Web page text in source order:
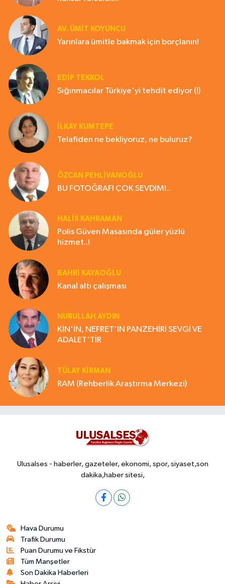
AV. ÜMIT KOYUNCU
Yarınlara ümitle bakmak için borçlanın!
EDIP TEKKOL
Sığınmacılar Türkiye'yi tehdit ediyor (!)
İLKAY KUMTEPE
Telafiden ne bekliyoruz, ne buluruz?
ÖZCAN PEHLİVANOĞLU
BU FOTOĞRAFI ÇOK SEVDİM!..
HALIS KAHRAMAN
Polis Güven Masasında güler yüzlü
hizmet..!
BAHRI KAYAOĞLU
Kanal altı çalışması
NURULLAH AYDIN
KİN'İN, NEFRET'İN PANZEHİRİ SEVGİ VE
ADALET'TİR
TÜLAY KİRMAN
RAM (Rehberlik Araştırma Merkezi)
Ulusalses - haberler, gazeteler, ekonomi, spor, siyaset,son
dakika,haber sitesi,
Hava Durumu
Trafik Durumu
Puan Durumu ve Fikstür
Tüm Manşetler
Son Dakika Haberleri